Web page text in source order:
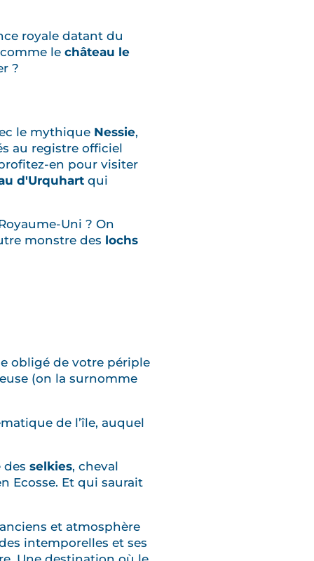
royale datant du
le château le
?
le mythique Nessie,
au registre officiel
en pour visiter
d'Urquhart qui
Uni ? On
monstre des lochs
obligé de votre périple
(on la surnomme
de l’île, auquel
des selkies, cheval
Ecosse. Et qui saurait
et atmosphère
intemporelles et ses